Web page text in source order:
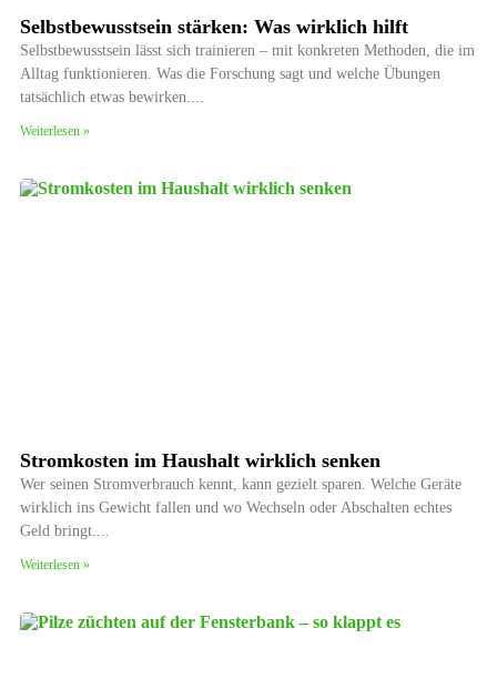
Selbstbewusstsein stärken: Was wirklich hilft
Selbstbewusstsein lässt sich trainieren – mit konkreten Methoden, die im
Alltag funktionieren. Was die Forschung sagt und welche Übungen
tatsächlich etwas bewirken.
Weiterlesen »
Stromkosten im Haushalt wirklich senken
Wer seinen Stromverbrauch kennt, kann gezielt sparen. Welche Geräte
wirklich ins Gewicht fallen und wo Wechseln oder Abschalten echtes
Geld bringt.
Weiterlesen »